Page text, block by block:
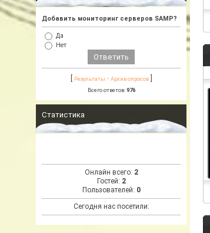
Добавить мониторинг серверов SAMP?
Да
Нет
Результаты · Архив опросов]
Всего ответов:976
Статистика
Онлайн всего: 2
Гостей: 2
Пользователей: 0
Сегодня нас посетили: